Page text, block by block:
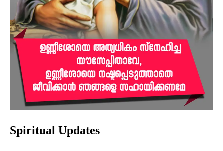
Spiritual Updates